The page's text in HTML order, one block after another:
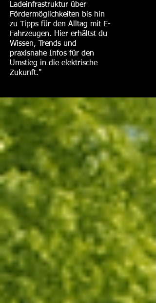
Ladeinfrastruktur über
Fördermöglichkeiten bis hin
zu Tipps für den Alltag mit E-
Fahrzeugen. Hier erhältst du
Wissen, Trends und
praxisnahe Infos für den
Umstieg in die elektrische
Zukunft."